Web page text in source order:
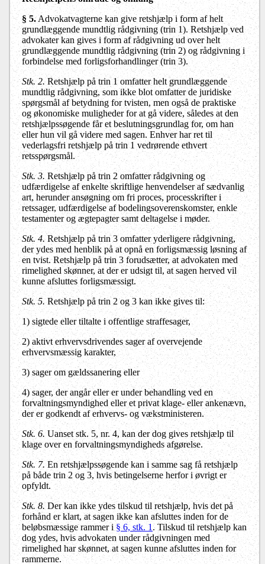
§ 5.Advokatvagterne kan give retshjælp i form af helt
grundlæggende mundtlig rådgivning (trin 1). Retshjælp ved
advokater kan gives i form af rådgivning ud over helt
grundlæggende mundtlig rådgivning (trin 2) og rådgivning i
forbindelse med forligsforhandlinger (trin 3).
Stk. 2.Retshjælp på trin 1 omfatter helt grundlæggende
mundtlig rådgivning, som ikke blot omfatter de juridiske
spørgsmål af betydning for tvisten, men også de praktiske
og økonomiske muligheder for at gå videre, således at den
retshjælpssøgende får et beslutningsgrundlag for, om han
eller hun vil gå videre med sagen. Enhver har ret til
vederlagsfri retshjælp på trin 1 vedrørende ethvert
retsspørgsmål.
Stk. 3. Retshjælp på trin 2 omfatter rådgivning og
udfærdigelse af enkelte skriftlige henvendelser af sædvanlig
art, herunder ansøgning om fri proces, processkrifter i
retssager, udfærdigelse af bodelingsoverenskomster, enkle
testamenter og ægtepagter samt deltagelse i møder.
Stk. 4.Retshjælp på trin 3 omfatter yderligere rådgivning,
der ydes med henblik på at opnå en forligsmæssig løsning af
en tvist. Retshjælp på trin 3 forudsætter, at advokaten med
rimelighed skønner, at der er udsigt til, at sagen herved vil
kunne afsluttes forligsmæssigt.
Stk. 5.Retshjælp på trin 2 og 3 kan ikke gives til:
1)sigtede eller tiltalte i offentlige straffesager,
2) aktivt erhvervsdrivendes sager af overvejende
erhvervsmæssig karakter,
3)sager om gældssanering eller
4)sager, der angår eller er under behandling ved en
forvaltningsmyndighed eller et privat klage- eller ankenævn,
der er godkendt af erhvervs- og vækstministeren.
Stk. 6. Uanset stk. 5, nr. 4, kan der dog gives retshjælp til
klage over en forvaltningsmyndigheds afgørelse.
Stk. 7. En retshjælpssøgende kan i samme sag få retshjælp
på både trin 2 og 3, hvis betingelserne herfor i øvrigt er
opfyldt.
Stk. 8.Der kan ikke ydes tilskud til retshjælp, hvis det på
forhånd er klart, at sagen ikke kan afsluttes inden for de
beløbsmæssige rammer i§ 6, stk. 1 . Tilskud til retshjælp kan
dog ydes, hvis advokaten under rådgivningen med
rimelighed har skønnet, at sagen kunne afsluttes inden for
rammerne.